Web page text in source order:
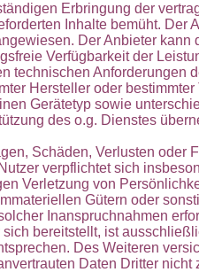
Erbringung der
Inhalte bemüht. Der
Der Anbieter
Verfügbarkeit der
technischen Anforderungen
Hersteller oder
Gerätetyp sowie
des o.g. Dienstes
Schäden, Verlusten oder
verpflichtet sich
Verletzung von
Gütern oder
Inanspruchnahmen
bereitstellt, ist
Des Weiteren
Daten Dritter